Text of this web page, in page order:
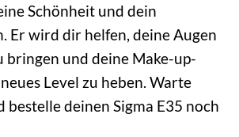
Schönheit und dein
Er wird dir helfen, deine Augen
bringen und deine Make-up-
Level zu heben. Warte
bestelle deinen Sigma E35 noch